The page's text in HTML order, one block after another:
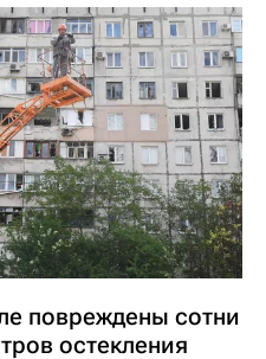
повреждены сотни
остекления